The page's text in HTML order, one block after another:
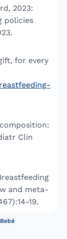
2023:
policies
for every
Clin
and meta-
19.
Bebé